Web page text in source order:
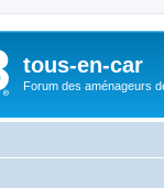
tous-en-car
Forum des aménageurs